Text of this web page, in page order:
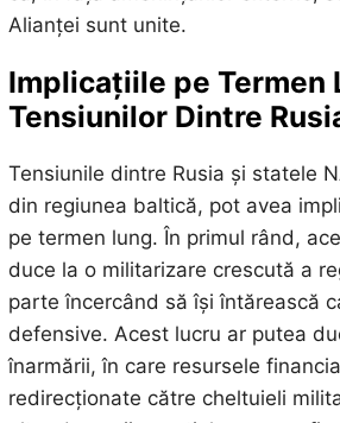
Alianței sunt unite.
Implicațiile pe Termen
Tensiunilor Dintre
Tensiunile dintre Rusia și statele
din regiunea baltică, pot avea
pe termen lung. În primul rând,
duce la o militarizare crescută a
parte încercând să își întărească
defensive. Acest lucru ar putea
înarmării, în care resursele
redirecționate către cheltuieli